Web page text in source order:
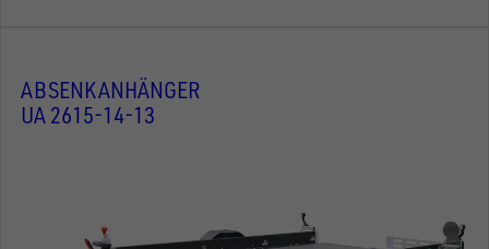
ABSENKANHÄNGER
UA 2615-14-13